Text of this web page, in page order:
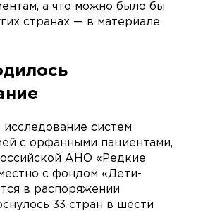
а что можно было бы
странах — в материале
систем
с орфанными пациентами,
АНО «Редкие
с фондом «Дети-
в распоряжении
33 стран в шести